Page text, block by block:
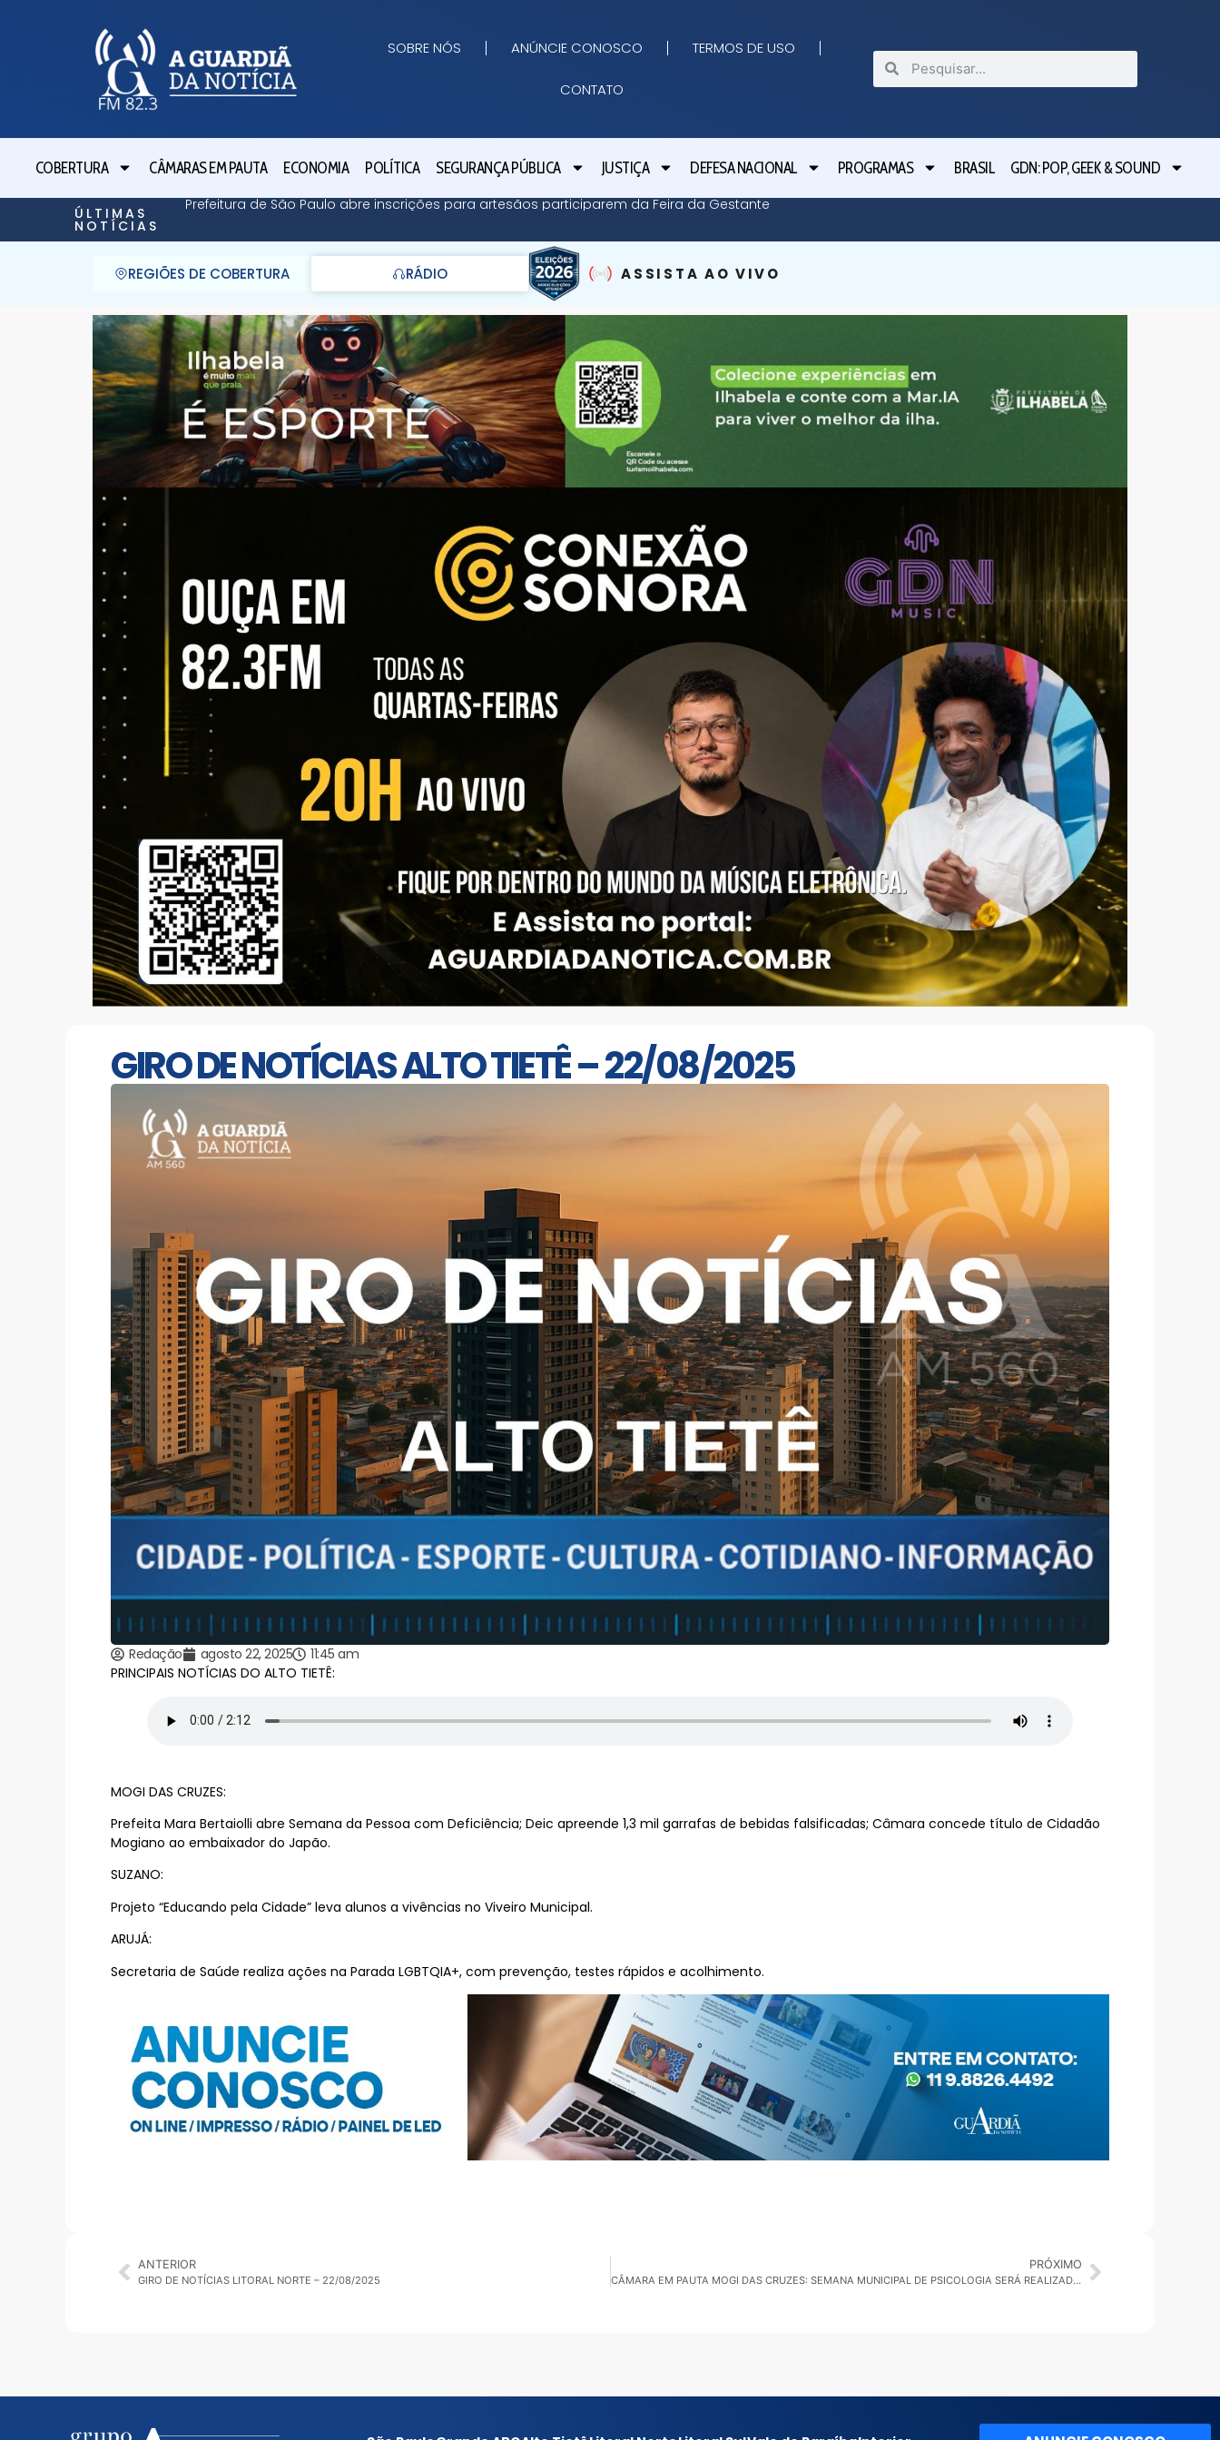
SOBRE NÓS ANÚNCIE CONOSCO TERMOS DE USO
CONTATO
COBERTURA CÂMARAS EM PAUTA ECONOMIA POLÍTICA SEGURANÇA PÚBLICA JUSTIÇA DEFESA NACIONAL PROGRAMAS BRASIL GDN: POP, GEEK & SOUND
ÚLTIMAS
NOTÍCIAS
Prefeitura de São Paulo abre inscrições para artesãos participarem da Feira da Gestante
REGIÕES DE COBERTURA RÁDIO ASSISTA AO VIVO
GIRO DE NOTÍCIAS ALTO TIETÊ – 22/08/2025
Redação agosto 22, 2025
11:45 am
PRINCIPAIS NOTÍCIAS DO ALTO TIETÊ:
MOGI DAS CRUZES:
Prefeita Mara Bertaiolli abre Semana da Pessoa com Deficiência; Deic apreende 1,3 mil garrafas de bebidas falsificadas; Câmara concede título de Cidadão
Mogiano ao embaixador do Japão.
SUZANO:
Projeto “Educando pela Cidade” leva alunos a vivências no Viveiro Municipal.
ARUJÁ:
Secretaria de Saúde realiza ações na Parada LGBTQIA+, com prevenção, testes rápidos e acolhimento.
ANTERIOR
GIRO DE NOTÍCIAS LITORAL NORTE – 22/08/2025
PRÓXIMO
CÂMARA EM PAUTA MOGI DAS CRUZES: SEMANA MUNICIPAL DE PSICOLOGIA SERÁ REALIZADA NA CÂMARA DE MOGI